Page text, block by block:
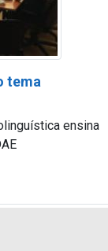
tema
ensina